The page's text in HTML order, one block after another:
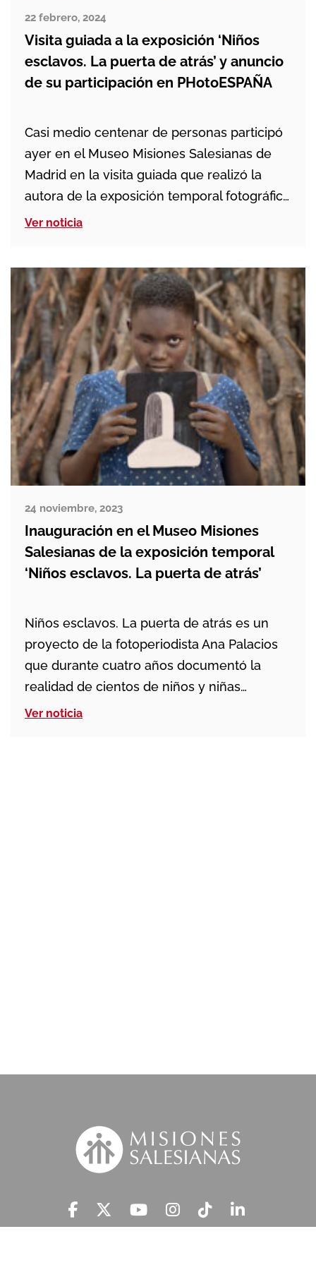
22 febrero, 2024
Visita guiada a la exposición ‘Niños
esclavos. La puerta de atrás’ y anuncio
de su participación en PHotoESPAÑA
Casi medio centenar de personas participó
ayer en el Museo Misiones Salesianas de
Madrid en la visita guiada que realizó la
autora de la exposición temporal fotográfica
Niños esclavos. La puerta de atrás. La
interés, el cuidado y el respeto que el
Museo Misiones Salesianas […]
Ver noticia
24 noviembre, 2023
Inauguración en el Museo Misiones
Salesianas de la exposición temporal
‘Niños esclavos. La puerta de atrás’
Niños esclavos. La puerta de atrás es un
proyecto de la fotoperiodista Ana Palacios
que durante cuatro años documentó la
realidad de cientos de niños y niñas
víctimas de la esclavitud en países como
Ver noticia